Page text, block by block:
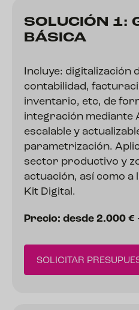
SOLUCIÓN 1:
BÁSICA
Incluye: digitalización
contabilidad,
inventario, etc, de
integración mediante
escalable y
parametrización.
sector productivo y
actuación, así como a
Kit Digital.
Precio: desde 2.000 €
SOLICITAR